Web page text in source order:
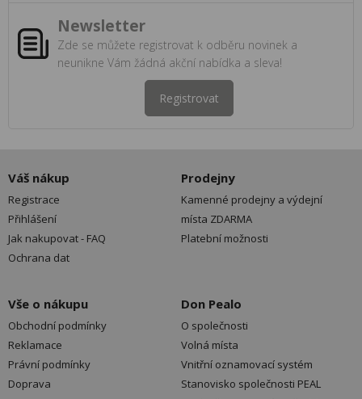
Newsletter
Zde se můžete registrovat k odběru novinek a
neunikne Vám žádná akční nabídka a sleva!
Registrovat
Váš nákup
Registrace
Přihlášení
Jak nakupovat - FAQ
Ochrana dat
Prodejny
Kamenné prodejny a výdejní
místa ZDARMA
Platební možnosti
Vše o nákupu
Obchodní podmínky
Reklamace
Právní podmínky
Doprava
Don Pealo
O společnosti
Volná místa
Vnitřní oznamovací systém
Stanovisko společnosti PEAL